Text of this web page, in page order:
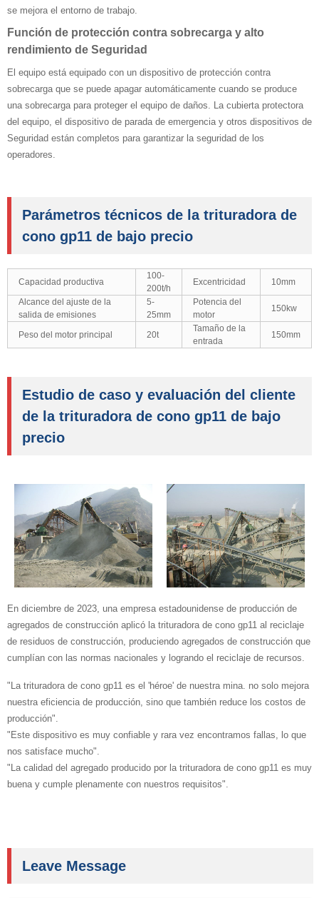
se mejora el entorno de trabajo.
Función de protección contra sobrecarga y alto
rendimiento de Seguridad
El equipo está equipado con un dispositivo de protección contra
sobrecarga que se puede apagar automáticamente cuando se produce
una sobrecarga para proteger el equipo de daños. La cubierta protectora
del equipo, el dispositivo de parada de emergencia y otros dispositivos de
Seguridad están completos para garantizar la seguridad de los
operadores.
Parámetros técnicos de la trituradora de
cono gp11 de bajo precio
Capacidad productiva
100-
200t/h
Excentricidad
10mm
Alcance del ajuste de la
salida de emisiones
5-
25mm
Potencia del
motor
150kw
Peso del motor principal 20t
Tamaño de la
entrada
150mm
Estudio de caso y evaluación del cliente
de la trituradora de cono gp11 de bajo
precio
En diciembre de 2023, una empresa estadounidense de producción de
agregados de construcción aplicó la trituradora de cono gp11 al reciclaje
de residuos de construcción, produciendo agregados de construcción que
cumplían con las normas nacionales y logrando el reciclaje de recursos.
"La trituradora de cono gp11 es el 'héroe' de nuestra mina. no solo mejora
nuestra eficiencia de producción, sino que también reduce los costos de
producción".
"Este dispositivo es muy confiable y rara vez encontramos fallas, lo que
nos satisface mucho".
"La calidad del agregado producido por la trituradora de cono gp11 es muy
buena y cumple plenamente con nuestros requisitos".
Leave Message